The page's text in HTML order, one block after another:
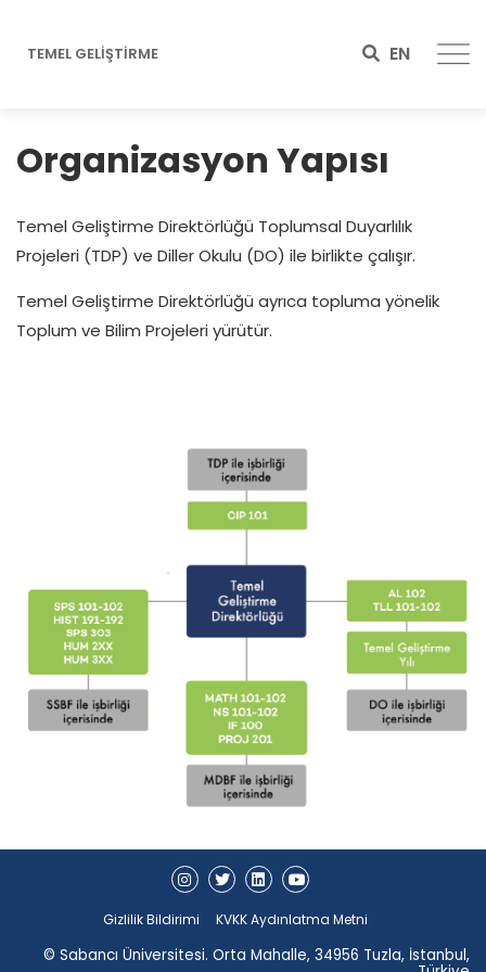
TEMEL GELİŞTİRME EN
Organizasyon Yapısı
Temel Geliştirme Direktörlüğü Toplumsal Duyarlılık
Projeleri (TDP) ve Diller Okulu (DO) ile birlikte çalışır.
Temel Geliştirme Direktörlüğü ayrıca topluma yönelik
Toplum ve Bilim Projeleri yürütür.
Gizlilik Bildirimi KVKK Aydınlatma Metni
© Sabancı Üniversitesi. Orta Mahalle, 34956 Tuzla, İstanbul,